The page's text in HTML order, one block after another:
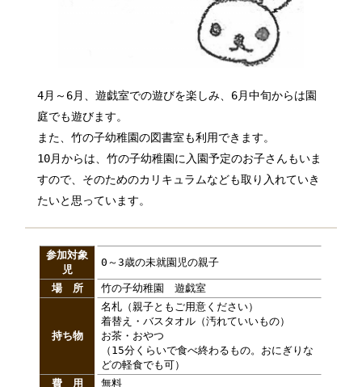
4月～6月、遊戯室での遊びを楽しみ、6月中旬からは園
庭でも遊びます。
また、竹の子幼稚園の図書室も利用できます。
10月からは、竹の子幼稚園に入園予定のお子さんもいま
すので、そのためのカリキュラムなども取り入れていき
たいと思っています。
参加対象
児
0～3歳の未就園児の親子
場 所 竹の子幼稚園 遊戯室
持ち物
名札（親子ともご用意ください）
着替え・バスタオル（汚れていいもの）
お茶・おやつ
（15分くらいで食べ終わるもの。おにぎりな
どの軽食でも可）
費 用
無料